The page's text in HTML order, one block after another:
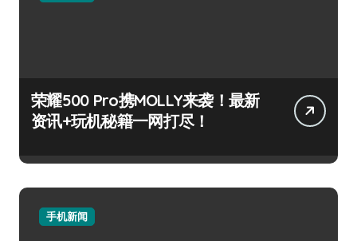
荣耀500 Pro携MOLLY来袭！最新
资讯+玩机秘籍一网打尽！
手机新闻